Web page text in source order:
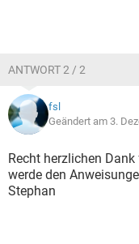
ANTWORT 2 / 2
fsl
Geändert am 3.
Recht herzlichen
werde den
Stephan